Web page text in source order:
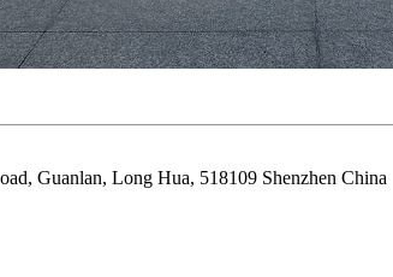
Guanlan, Long Hua, 518109 Shenzhen China